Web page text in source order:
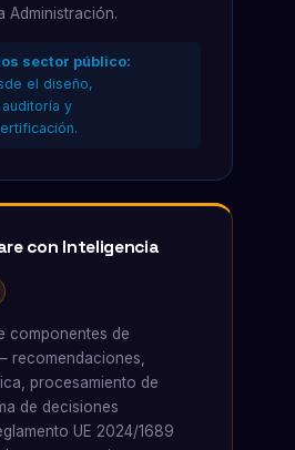
Administración.
sector público:
el diseño,
y
con Inteligencia
componentes de
recomendaciones,
procesamiento de
de decisiones
UE 2024/1689